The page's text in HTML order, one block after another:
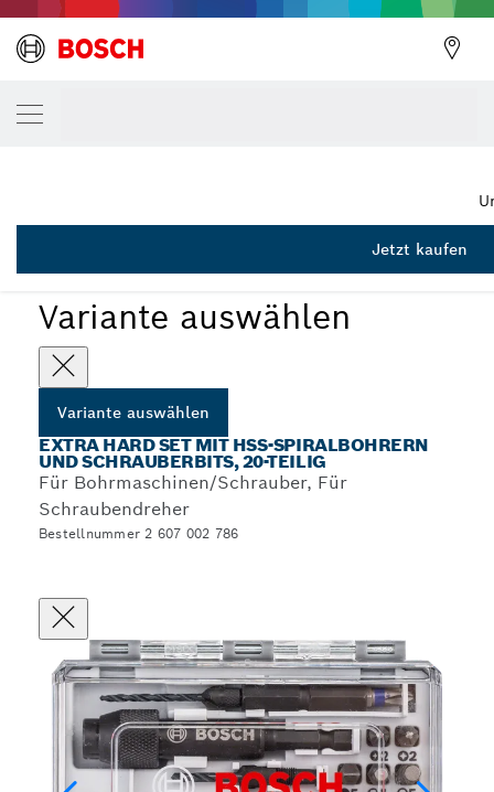
Variante auswählen
Variante auswählen
EXTRA HARD SET MIT HSS-SPIRALBOHRERN
UND SCHRAUBERBITS, 20-TEILIG
Für Bohrmaschinen/Schrauber, Für
Schraubendreher
Bestellnummer 2 607 002 786
DEINE AUSGEWÄHLTE VARIANTE
2 607 002 786
Jetzt kaufen